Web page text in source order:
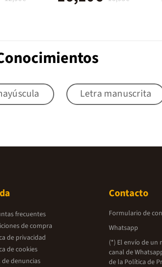
Letra manuscrita
frecuentes
de compra
de privacidad
de cookies
de denuncias
Contacto
Formulario de
Whatsapp
(*) El envío de un
canal de
de la Política de